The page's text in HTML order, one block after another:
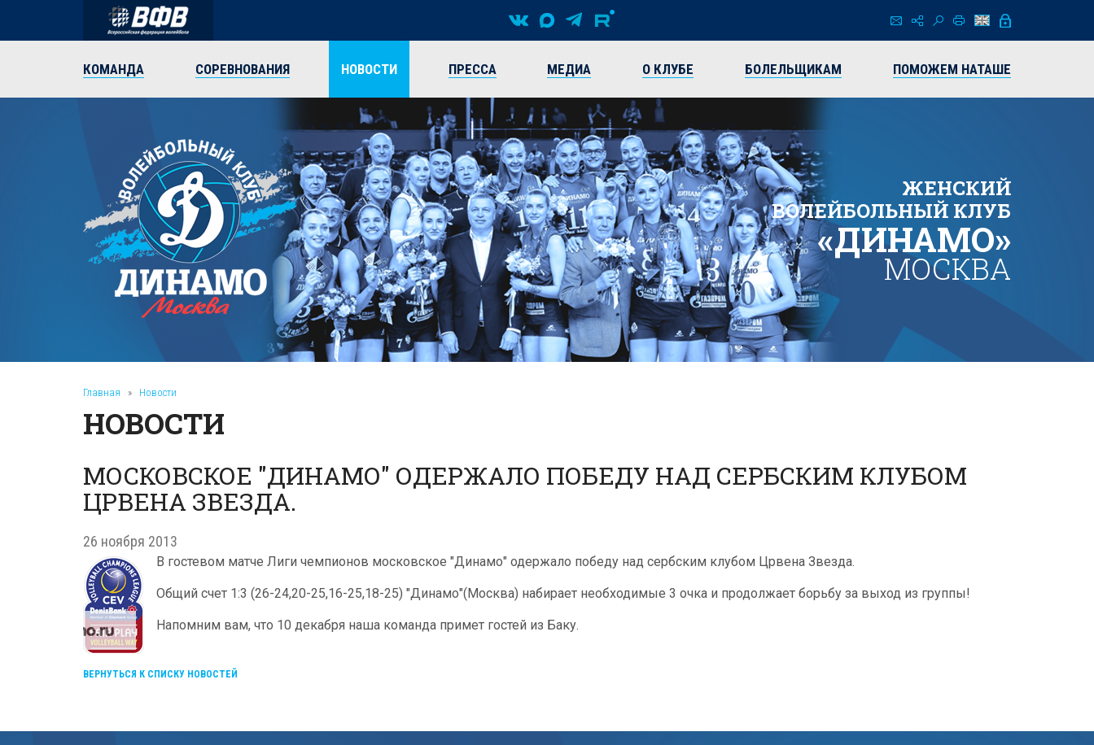
КОМАНДА СОРЕВНОВАНИЯ НОВОСТИ ПРЕССА МЕДИА О КЛУБЕ БОЛЕЛЬЩИКАМ ПОМОЖЕМ НАТАШЕ
ЖЕНСКИЙ
ВОЛЕЙБОЛЬНЫЙ КЛУБ
«ДИНАМО»
МОСКВА
Главная » Новости
НОВОСТИ
МОСКОВСКОЕ "ДИНАМО" ОДЕРЖАЛО ПОБЕДУ НАД СЕРБСКИМ КЛУБОМ
ЦРВЕНА ЗВЕЗДА.
26 ноября 2013
В гостевом матче Лиги чемпионов московское "Динамо" одержало победу над сербским клубом Црвена Звезда.
Общий счет 1:3 (26-24,20-25,16-25,18-25) "Динамо"(Москва) набирает необходимые 3 очка и продолжает борьбу за выход из группы!
Напомним вам, что 10 декабря наша команда примет гостей из Баку.
ВЕРНУТЬСЯ К СПИСКУ НОВОСТЕЙ